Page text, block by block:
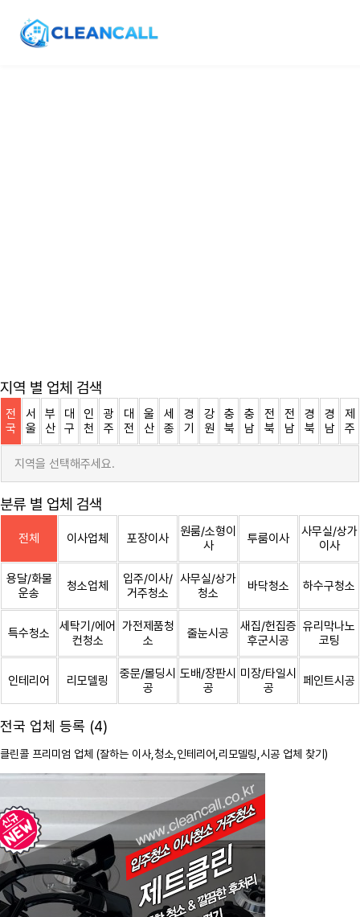
지역 별 업체 검색
전
국
서
울
부
산
대
구
인
천
광
주
대
전
울
산
세
종
경
기
강
원
충
북
충
남
전
북
전
남
경
북
경
남
제
주
지역을 선택해주세요.
분류 별 업체 검색
전체 이사업체 포장이사
원룸/소형이
사
투룸이사
사무실/상가
이사
용달/화물
운송
청소업체
입주/이사/
거주청소
사무실/상가
청소
바닥청소 하수구청소
특수청소
세탁기/에어
컨청소
가전제품청
소
줄눈시공
새집/헌집증
후군시공
유리막나노
코팅
인테리어 리모델링
중문/몰딩시
공
도배/장판시
공
미장/타일시
공
페인트시공
전국 업체 등록 (4)
클린콜 프리미엄 업체 (잘하는 이사, 청소 ,인테리어,리모델링,시공 업체 찾기)